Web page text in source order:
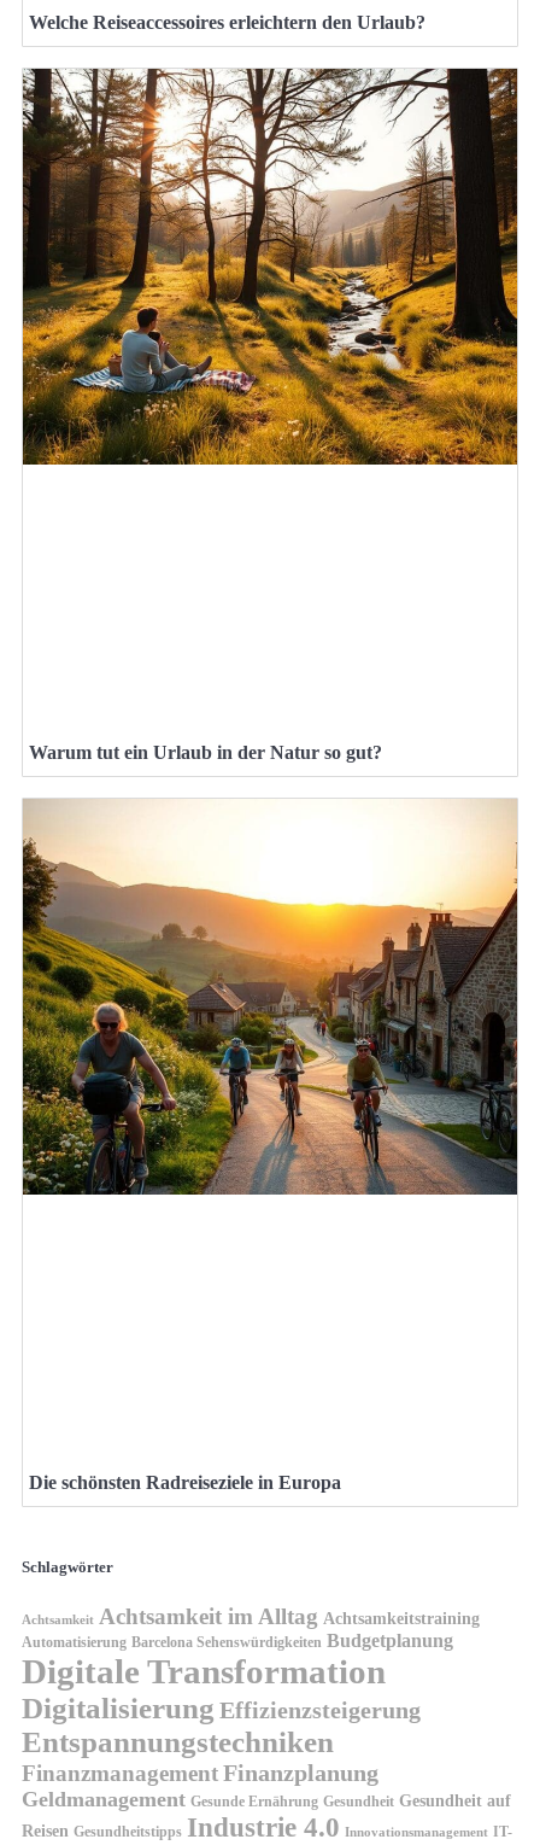
Welche Reiseaccessoires erleichtern den Urlaub?
Warum tut ein Urlaub in der Natur so gut?
Die schönsten Radreiseziele in Europa
Schlagwörter
Achtsamkeit Achtsamkeit im Alltag Achtsamkeitstraining
Automatisierung Barcelona Sehenswürdigkeiten Budgetplanung
Digitale Transformation
Digitalisierung Effizienzsteigerung
Entspannungstechniken
FinanzmanagementFinanzplanung
Geldmanagement Gesunde Ernährung Gesundheit Gesundheit auf
Reisen Gesundheitstipps Industrie 4.0 Innovationsmanagement IT-